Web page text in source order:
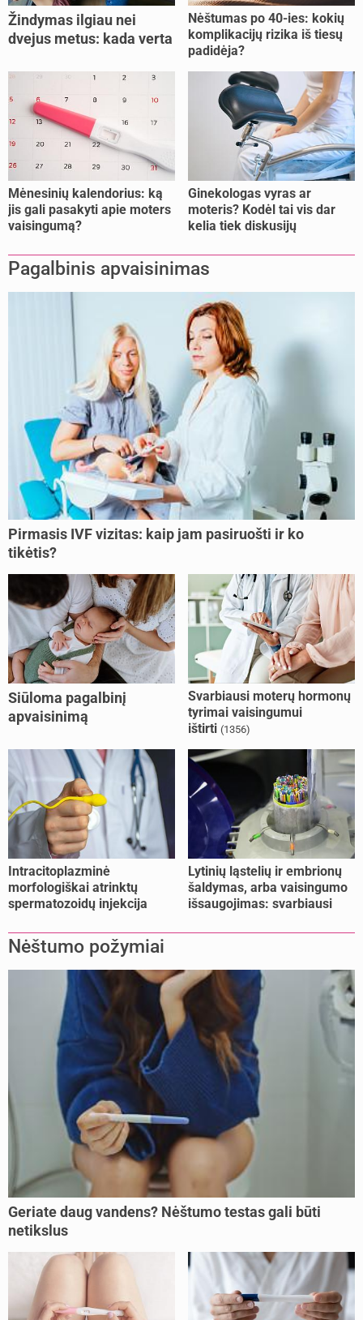
Žindymas ilgiau nei
dvejus metus: kada verta
nujunkyti?
Nėštumas po 40-ies: kokių
komplikacijų rizika iš tiesų
padidėja?
Mėnesinių kalendorius: ką
jis gali pasakyti apie moters
vaisingumą?
Ginekologas vyras ar
moteris? Kodėl tai vis dar
kelia tiek diskusijų
Pagalbinis apvaisinimas
Pirmasis IVF vizitas: kaip jam pasiruošti ir ko
tikėtis?
Siūloma pagalbinį
apvaisinimą
nesusituokusiems, ir
vienišoms moterims
(10)
Svarbiausi moterų hormonų
tyrimai vaisingumui
ištirti (1356)
Intracitoplazminė
morfologiškai atrinktų
spermatozoidų injekcija
Lytinių ląstelių ir embrionų
šaldymas, arba vaisingumo
išsaugojimas: svarbiausi
Nėštumo požymiai
Geriate daug vandens? Nėštumo testas gali būti
netikslus